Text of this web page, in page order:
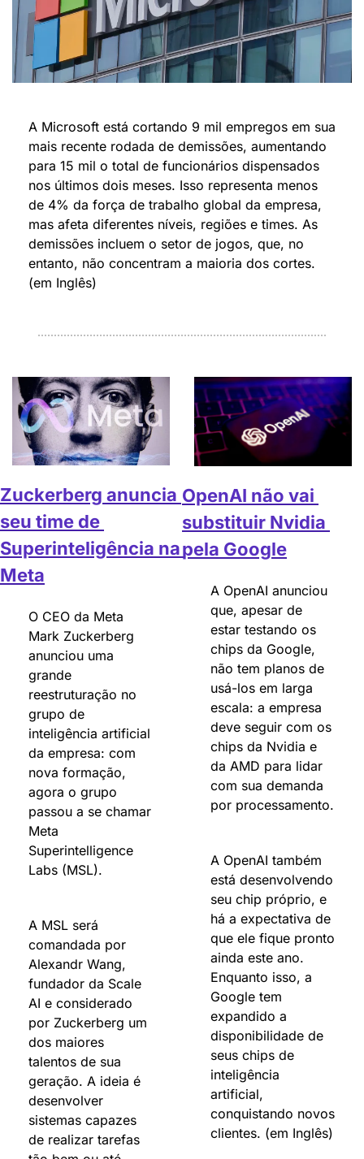
A Microsoft está cortando 9 mil empregos em sua
mais recente rodada de demissões, aumentando
para 15 mil o total de funcionários dispensados
nos últimos dois meses. Isso representa menos
de 4% da força de trabalho global da empresa,
mas afeta diferentes níveis, regiões e times. As
demissões incluem o setor de jogos, que, no
entanto, não concentram a maioria dos cortes.
(em Inglês)
Zuckerberg anuncia
seu time de
Superinteligência na
Meta
O CEO da Meta
Mark Zuckerberg
anunciou uma
grande
reestruturação no
grupo de
inteligência artificial
da empresa: com
nova formação,
agora o grupo
passou a se chamar
Meta
Superintelligence
Labs (MSL).
A MSL será
comandada por
Alexandr Wang,
fundador da Scale
AI e considerado
por Zuckerberg um
dos maiores
talentos de sua
geração. A ideia é
desenvolver
sistemas capazes
de realizar tarefas
OpenAI não vai
substituir Nvidia
pela Google
A OpenAI anunciou
que, apesar de
estar testando os
chips da Google,
não tem planos de
usá-los em larga
escala: a empresa
deve seguir com os
chips da Nvidia e
da AMD para lidar
com sua demanda
por processamento.
A OpenAI também
está desenvolvendo
seu chip próprio, e
há a expectativa de
que ele fique pronto
ainda este ano.
Enquanto isso, a
Google tem
expandido a
disponibilidade de
seus chips de
inteligência
artificial,
conquistando novos
clientes. (em Inglês)